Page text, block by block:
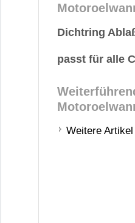
Dichtring
passt für alle
Weitere